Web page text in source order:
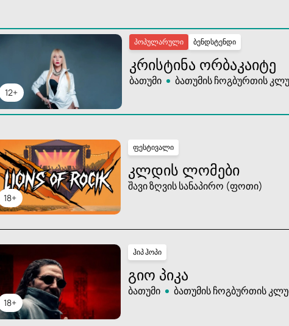
12+
ბენდსტენდი
პოპულარული
ᲙᲠᲘᲡᲢᲘᲜᲐ ᲝᲠᲑᲐᲙᲐᲘᲢᲔ
ბათუმი ბათუმის ჩოგბურთის
18+
ფესტივალი
ᲙᲚᲓᲘᲡ ᲚᲝᲛᲔᲑᲘ
შავი ზღვის სანაპირო (ფოთი)
18+
ჰიპ ჰოპი
ᲒᲘᲝ ᲞᲘᲙᲐ
ბათუმი ბათუმის ჩოგბურთის